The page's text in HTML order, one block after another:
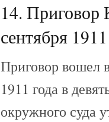
14. Приговор
сентября
Приговор вошел
1911 года в
окружного суда